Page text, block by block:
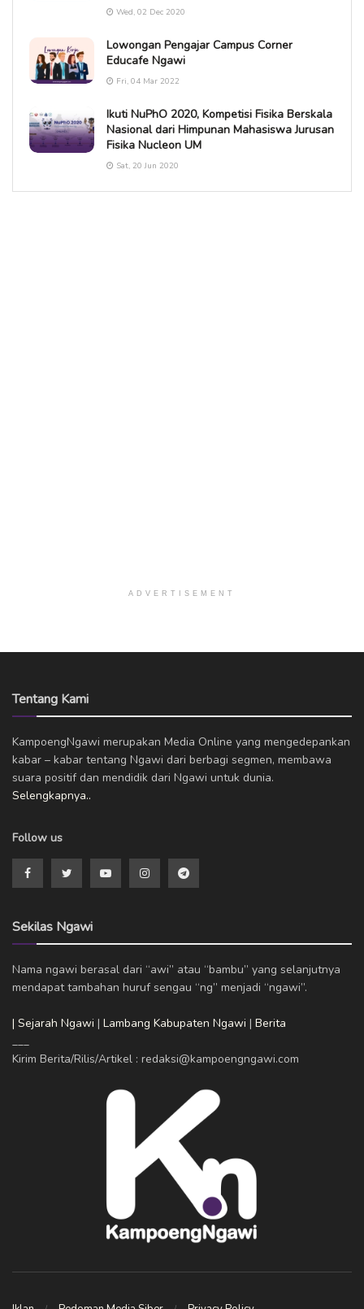
Wed, 02 Dec 2020
Lowongan Pengajar Campus Corner
Educafe Ngawi
Fri, 04 Mar 2022
Ikuti NuPhO 2020, Kompetisi Fisika Berskala
Nasional dari Himpunan Mahasiswa Jurusan
Fisika Nucleon UM
Sat, 20 Jun 2020
ADVERTISEMENT
Tentang Kami
KampoengNgawi merupakan Media Online yang mengedepankan
kabar – kabar tentang Ngawi dari berbagi segmen, membawa
suara positif dan mendidik dari Ngawi untuk dunia.
Selengkapnya..
Follow us
Sekilas Ngawi
Nama ngawi berasal dari “awi” atau “bambu” yang selanjutnya
mendapat tambahan huruf sengau “ng” menjadi “ngawi”.
| Sejarah Ngawi | Lambang Kabupaten Ngawi | Berita
Kirim Berita/Rilis/Artikel : redaksi@kampoengngawi.com